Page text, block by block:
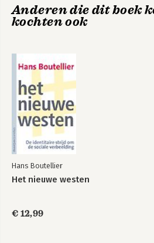
Ways of Being
Bekijk alle boeken
Anderen die dit boek
kochten ook
Hans Boutellier
Het nieuwe westen
€ 12,99